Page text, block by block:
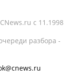
c 11.1998
разбора -